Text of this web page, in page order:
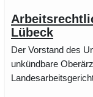
Lübeck
Der Vorstand des
unkündbare